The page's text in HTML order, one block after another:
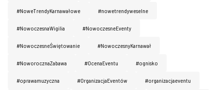
#NoweTrendyKarnawałowe #nowetrendyweselne
#NowoczesnaWigilia #NowoczesneEventy
#NowoczesneŚwiętowanie #NowoczesnyKarnawał
#NoworocznaZabawa #OcenaEventu #ognisko
#oprawamuzyczna #OrganizacjaEventów #organizacjaeventu